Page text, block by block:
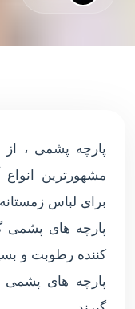
پارچه پشمی ، از
مشهورترین
برای لباس
پارچه های پشمی
کننده رطوبت و
پارچه های